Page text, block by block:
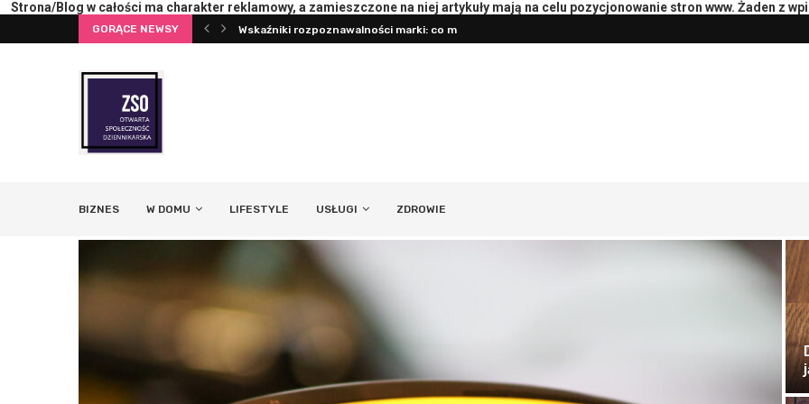
Strona/Blog w całości ma charakter reklamowy, a zamieszczone na niej artykuły mają na celu pozycjonowanie stron www. Żaden z
GORĄCE NEWSY
marki: co mierzyć Pierwsza konsultacja z psychoterapeutą: pytania i przebieg
BIZNES W DOMU LIFESTYLE USŁUGI ZDROWIE